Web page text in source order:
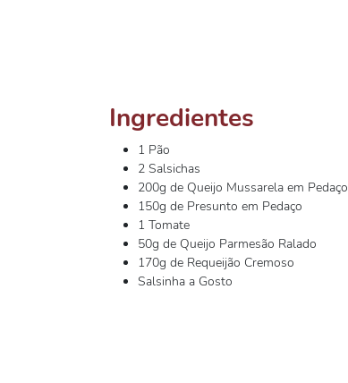
Ingredientes
1 Pão
2 Salsichas
200g de Queijo Mussarela em Pedaço
150g de Presunto em Pedaço
1 Tomate
50g de Queijo Parmesão Ralado
170g de Requeijão Cremoso
Salsinha a Gosto